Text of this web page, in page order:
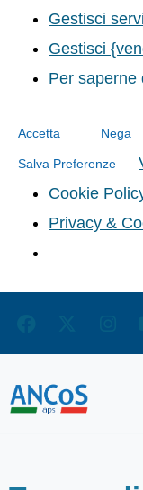
Gestisci
Gestisci
Per saperne
Accetta Nega
Salva Preferenze
Cookie
Privacy &